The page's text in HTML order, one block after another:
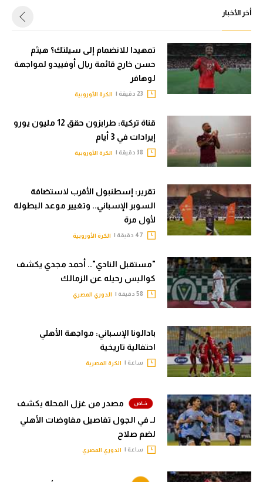
أخر الأخبار
تمهيدا للانضمام إلى سيلتك؟ هيثم
حسن خارج قائمة ريال أوفييدو لمواجهة
لوهافر
الكرة الأوروبية
قناة تركية: طرابزون حقق 12 مليون يورو
إيرادات في 3 أيام
الكرة الأوروبية
تقرير: إسطنبول الأقرب لاستضافة
السوبر الإسباني.. وتغيير موعد البطولة
لأول مرة
الكرة الأوروبية
"مستقبل النادي".. أحمد مجدي يكشف
كواليس رحيله عن الزمالك
الدوري المصري
بادالونا الإسباني: مواجهة الأهلي
احتفالية تاريخية
ساعة | الكرة المصرية
مصدر من غزل المحلة يكشف
لـ في الجول تفاصيل مفاوضات الأهلي
لضم صلاح
ساعة | الدوري المصري